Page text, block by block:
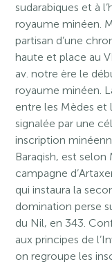
sudarabiques et à
royaume minéen.
partisan d’une
haute et place au
av. notre ère le
royaume minéen.
entre les Mèdes et
signalée par une
inscription
Baraqish, est selon
campagne
qui instaura la
domination perse
du Nil, en 343.
aux principes de
on regroupe les